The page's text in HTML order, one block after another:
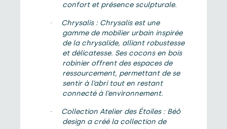
confort et présence sculpturale.
·
Chrysalis : Chrysalis est une
gamme de mobilier urbain inspirée
de la chrysalide, alliant robustesse
et délicatesse. Ses cocons en bois
robinier offrent des espaces de
ressourcement, permettant de se
sentir à l’abri tout en restant
connecté à l’environnement.
·
Collection Atelier des Étoiles : Béô
design a créé la collection de